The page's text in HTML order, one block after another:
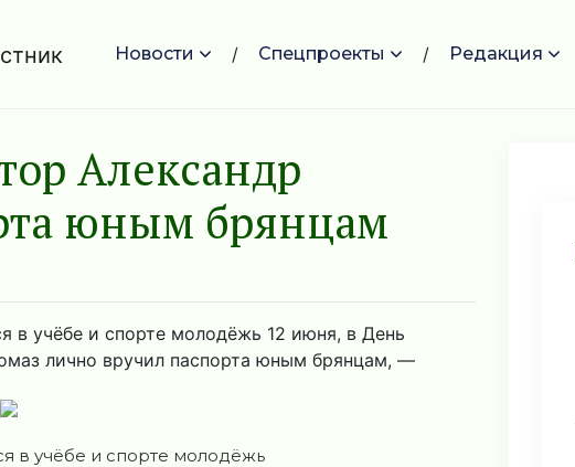
Новости Спецпроекты Редакция
Александр
юным брянцам
в учёбе и спорте молодёжь 12 июня, в День
лично вручил паспорта юным брянцам, —
в учёбе и спорте молодёжь